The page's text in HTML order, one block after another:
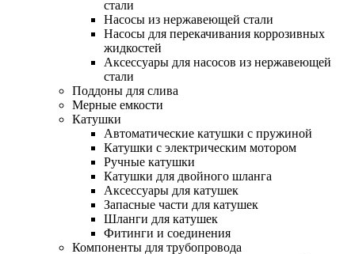
стали
Насосы из нержавеющей стали
Насосы для перекачивания коррозивных
жидкостей
Аксессуары для насосов из нержавеющей
стали
Поддоны для слива
Мерные емкости
Катушки
Автоматические катушки с пружиной
Катушки с электрическим мотором
Ручные катушки
Катушки для двойного шланга
Аксессуары для катушек
Запасные части для катушек
Шланги для катушек
Фитинги и соединения
Компоненты для трубопровода